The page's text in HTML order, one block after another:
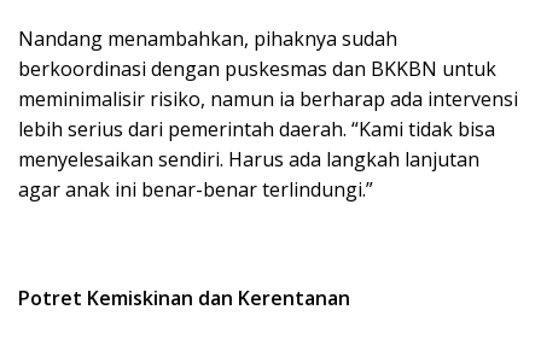
Nandang menambahkan, pihaknya sudah
berkoordinasi dengan puskesmas dan BKKBN untuk
meminimalisir risiko, namun ia berharap ada intervensi
lebih serius dari pemerintah daerah. “Kami tidak bisa
menyelesaikan sendiri. Harus ada langkah lanjutan
agar anak ini benar-benar terlindungi.”
Potret Kemiskinan dan Kerentanan